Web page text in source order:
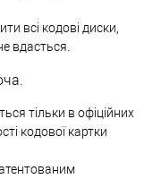
всі кодові диски,
вдасться.
тільки в офіційних
кодової картки